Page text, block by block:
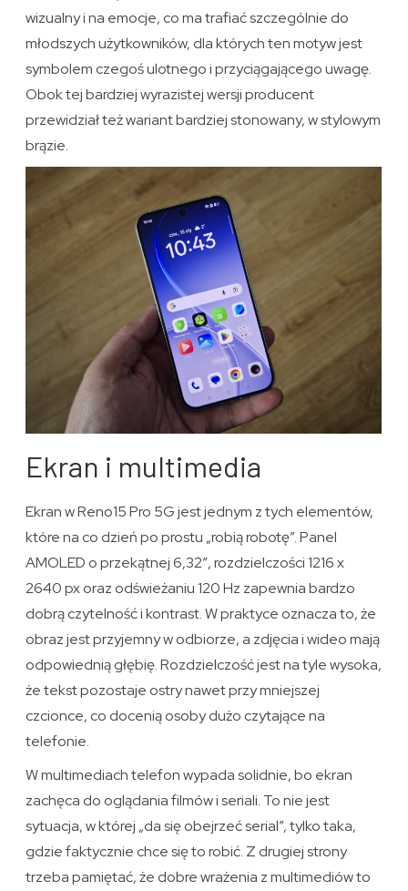
wizualny i na emocje, co ma trafiać szczególnie do
młodszych użytkowników, dla których ten motyw jest
symbolem czegoś ulotnego i przyciągającego uwagę.
Obok tej bardziej wyrazistej wersji producent
przewidział też wariant bardziej stonowany, w stylowym
brązie.
Ekran i multimedia
Ekran w Reno15 Pro 5G jest jednym z tych elementów,
które na co dzień po prostu „robią robotę”. Panel
AMOLED o przekątnej 6,32″, rozdzielczości 1216 x
2640 px oraz odświeżaniu 120 Hz zapewnia bardzo
dobrą czytelność i kontrast. W praktyce oznacza to, że
obraz jest przyjemny w odbiorze, a zdjęcia i wideo mają
odpowiednią głębię. Rozdzielczość jest na tyle wysoka,
że tekst pozostaje ostry nawet przy mniejszej
czcionce, co docenią osoby dużo czytające na
telefonie.
W multimediach telefon wypada solidnie, bo ekran
zachęca do oglądania filmów i seriali. To nie jest
sytuacja, w której „da się obejrzeć serial”, tylko taka,
gdzie faktycznie chce się to robić. Z drugiej strony
trzeba pamiętać, że dobre wrażenia z multimediów to